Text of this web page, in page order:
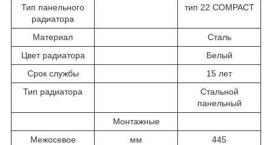
Тип панельного
радиатора
тип 22 COMPACT
Материал
Сталь
Цвет радиатора
Белый
Срок службы
15 лет
Тип радиатора
Стальной
панельный
Монтажные
Межосевое
мм 445